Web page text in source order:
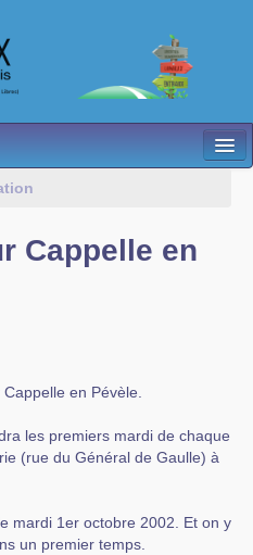
Cappelle en
en Pévèle.
les premiers mardi de chaque
(rue du Général de Gaulle) à
mardi 1er octobre 2002. Et on y
un premier temps.